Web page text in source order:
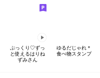
ぷっくり♡ずっ
と使えるはりね
ずみさん
ゆるだじゃれ＊
食べ物スタンプ